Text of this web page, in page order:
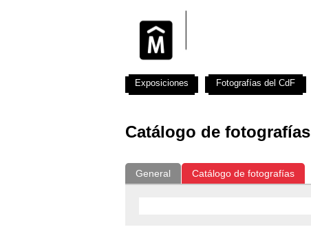
Catálogo de fotografías
General Catálogo de fotografías
Exposiciones Fotografías del CdF